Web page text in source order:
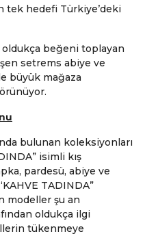
tek hedefi Türkiye’deki
oldukça beğeni toplayan
setrems abiye ve
büyük mağaza
bulunan koleksiyonları
isimli kış
pardesü, abiye ve
TADINDA”
modeller şu an
oldukça ilgi
tükenmeye